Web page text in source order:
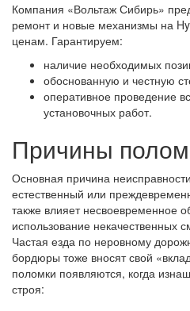
Компания «Вольтаж Сибирь»
ремонт и новые механизмы на
ценам. Гарантируем:
наличие необходимых
обоснованную и честную
оперативное проведение
установочных работ.
Причины
Основная причина
естественный или
также влияет несвоевременное
использование некачественных
Частая езда по неровному
бордюры тоже вносят свой
поломки появляются, когда
строя: